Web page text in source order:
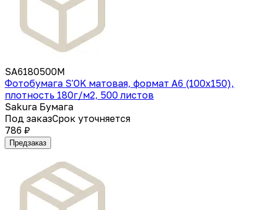
SA6180500M
Фотобумага S'OK матовая, формат А6 (100х150),
плотность 180г/м2, 500 листов
Sakura Бумага
Под заказСрок уточняется
786 ₽
Предзаказ